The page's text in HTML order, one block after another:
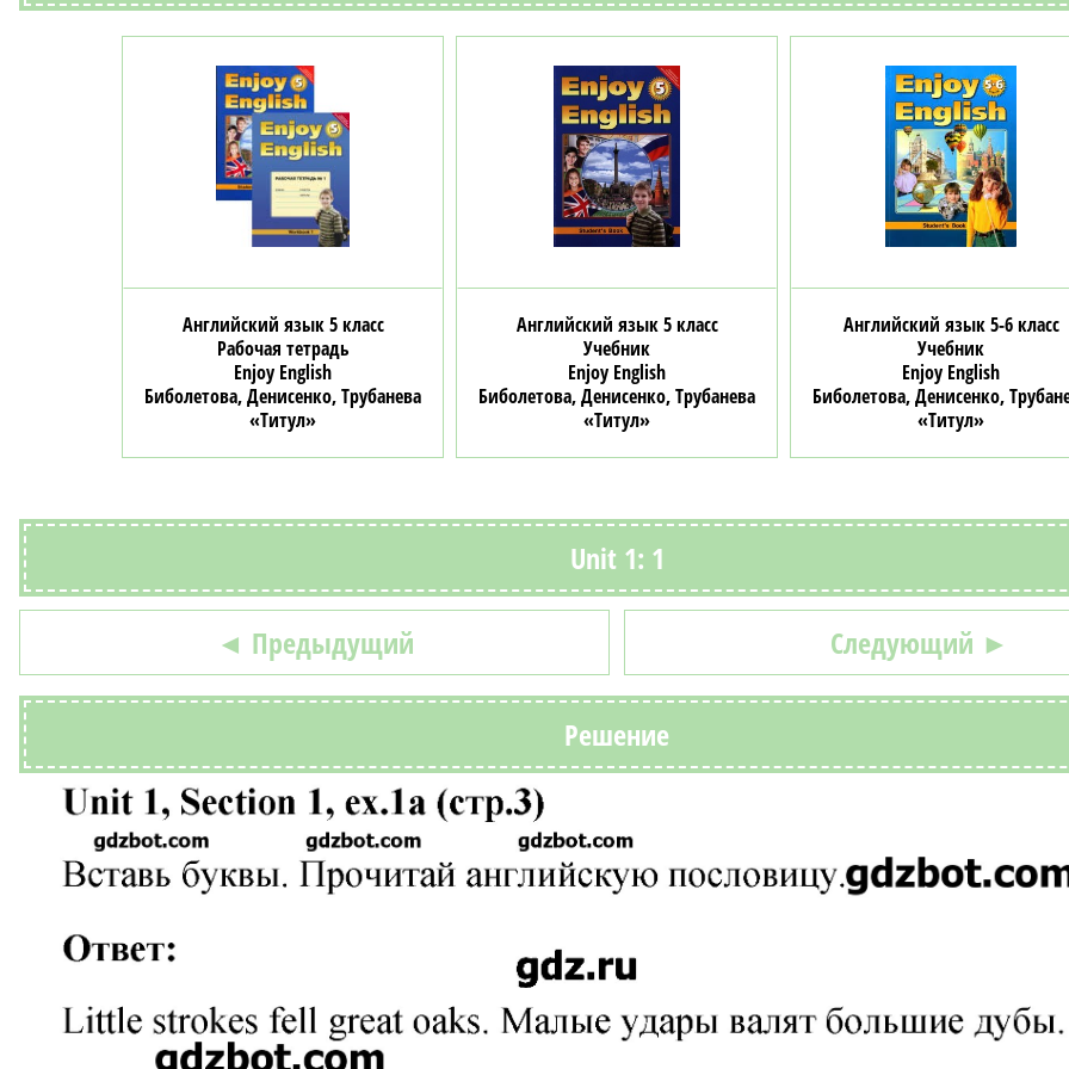
Английский язык 5 класс
Рабочая тетрадь
Enjoy English
Биболетова, Денисенко, Трубанева
«Титул»
Английский язык 5 класс
Учебник
Enjoy English
Биболетова, Денисенко, Трубанева
«Титул»
Английский язык 5-6 класс
Учебник
Enjoy English
Биболетова, Денисенко,
«Титул»
Unit 1: 1
◄ Предыдущий Следующий ►
Решение